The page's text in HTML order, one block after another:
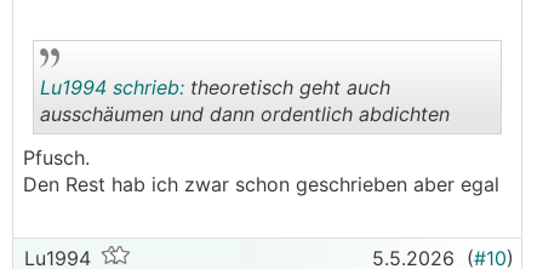
..
Lu1994 schrieb: theoretisch geht auch
ausschäumen und dann ordentlich abdichten
Pfusch.
Den Rest hab ich zwar schon geschrieben aber egal
Lu1994 5.5.2026 (#10)